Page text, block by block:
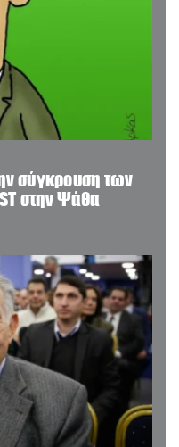
σύγκρουση των
στην Ψάθα